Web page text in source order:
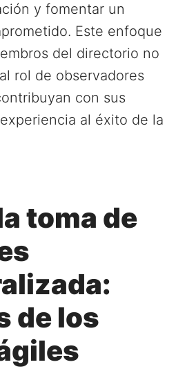
y fomentar un
Este enfoque
del directorio no
rol de observadores
con sus
al éxito de la
toma de
de los